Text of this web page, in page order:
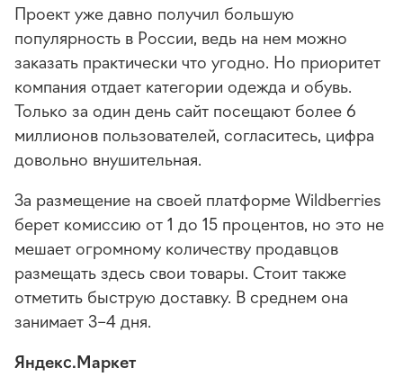
Проект уже давно получил большую
популярность в России, ведь на нем можно
заказать практически что угодно. Но приоритет
компания отдает категории одежда и обувь.
Только за один день сайт посещают более 6
миллионов пользователей, согласитесь, цифра
довольно внушительная.
За размещение на своей платформе Wildberries
берет комиссию от 1 до 15 процентов, но это не
мешает огромному количеству продавцов
размещать здесь свои товары. Стоит также
отметить быструю доставку. В среднем она
занимает 3–4 дня.
Яндекс.Маркет